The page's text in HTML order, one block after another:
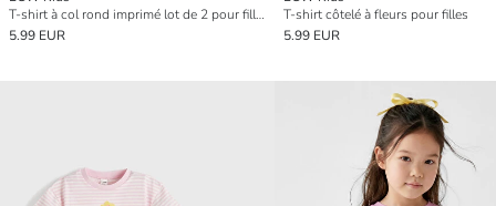
T-shirt à col rond imprimé lot de 2 pour filles
5.99 EUR
T-shirt côtelé à fleurs pour filles
5.99 EUR